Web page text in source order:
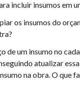
incluir insumos em
os insumos do
de um insumo no
atualizar
na obra. O que